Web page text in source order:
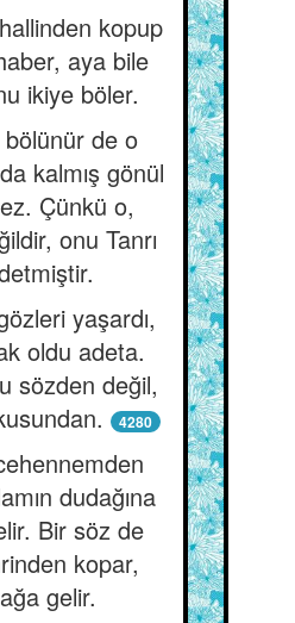
kopup
aya bile
ikiye böler.
de o
kalmış gönül
Çünkü o,
onu Tanrı
yaşardı,
oldu adeta.
sözden değil,
4280
dudağına
Bir söz de
kopar,
gelir.